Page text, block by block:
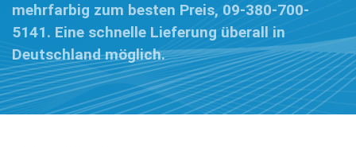
mehrfarbig zum besten Preis, 09-380-700-
5141. Eine schnelle Lieferung überall in
Deutschland möglich.